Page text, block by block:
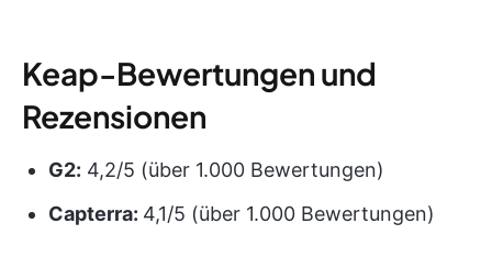
Keap-Bewertungen und
Rezensionen
G2: 4,2/5 (über 1.000 Bewertungen)
Capterra: 4,1/5 (über 1.000 Bewertungen)